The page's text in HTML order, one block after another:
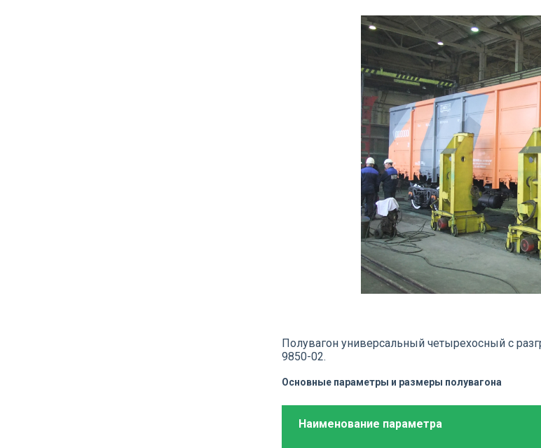
Полувагон универсальный четырехосный с
9850-02.
Основные параметры и размеры полувагона
Наименование параметра